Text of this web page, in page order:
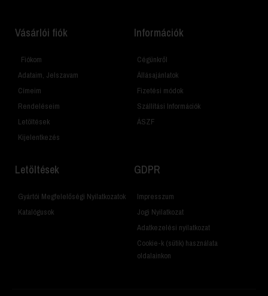
Vásárlói fiók
Fiókom
Adataim, Jelszavam
Címeim
Rendeléseim
Letöltések
Kijelentkezés
Információk
Cégünkről
Állásajánlatok
Fizetési módok
Szállítási Információk
ÁSZF
Letöltések
Gyártói Megfelelőségi Nyilatkozatok
Katalógusok
GDPR
Impresszum
Jogi Nyilatkozat
Adatkezelési nyilatkozat
Cookie-k (sütik) használata
oldalainkon